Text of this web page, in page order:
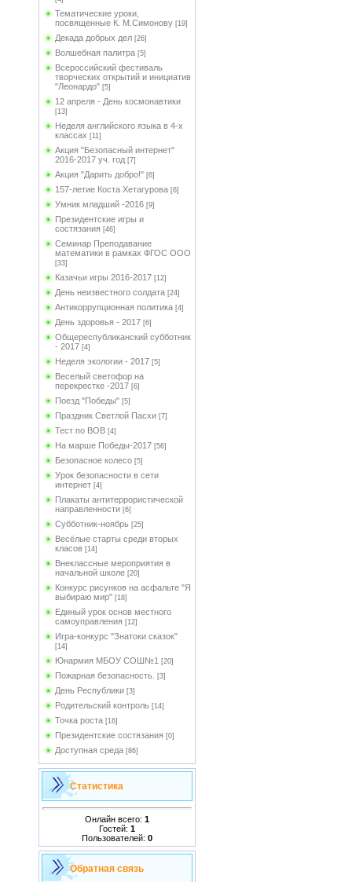
Тематические уроки,
посвященные К. М.Симонову [19]
Декада добрых дел [26]
Волшебная палитра [5]
Всероссийский фестиваль
творческих открытий и инициатив
"Леонардо" [5]
12 апреля - День космонавтики
[13]
Неделя английского языка в 4-х
классах [11]
Акция "Безопасный интернет"
2016-2017 уч. год [7]
Акция "Дарить добро!" [6]
157-летие Коста Хетагурова [6]
Умник младший -2016 [9]
Президентские игры и
состязания [46]
Семинар Преподавание
математики в рамках ФГОС ООО
[33]
Казачьи игры 2016-2017 [12]
День неизвестного солдата [24]
Антикоррупционная политика [4]
День здоровья - 2017 [6]
Общереспубликанский субботник
- 2017 [4]
Неделя экологии - 2017 [5]
Веселый светофор на
перекрестке -2017 [6]
Поезд "Победы" [5]
Праздник Светлой Пасхи [7]
Тест по ВОВ [4]
На марше Победы-2017 [56]
Безопасное колесо [5]
Урок безопасности в сети
интернет [4]
Плакаты антитеррористической
направленности [6]
Субботник-ноябрь [25]
Весёлые старты среди вторых
класов [14]
Внеклассные мероприятия в
начальной школе [20]
Конкурс рисунков на асфальте "Я
выбираю мир" [18]
Единый урок основ местного
самоуправления [12]
Игра-конкурс "Знатоки сказок"
[14]
Юнармия МБОУ СОШ№1 [20]
Пожарная безопасность. [3]
День Республики [3]
Родительский контроль [14]
Точка роста [16]
Президентские состязания [0]
Доступная среда [86]
Статистика
Онлайн всего: 1
Гостей: 1
Пользователей: 0
Обратная связь